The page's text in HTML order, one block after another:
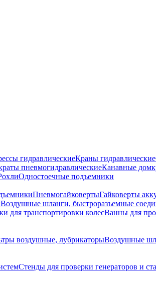
гидравлическиеКраны гидравлические
пневмогидравлическиеКанавные
Одностоечные подъемники
ПневмогайковертыГайковерты
Воздушные шланги, быстроразъемные
для транспортировки колесВанны для
воздушные, лубрикаторыВоздушные
Стенды для проверки генераторов и